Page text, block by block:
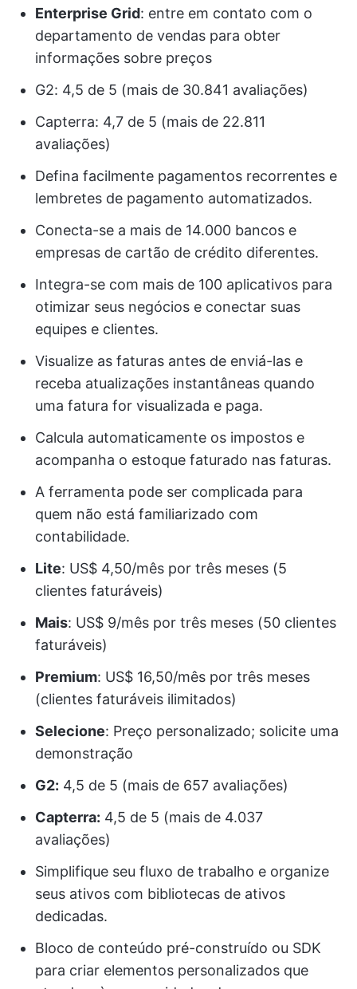
Enterprise Grid: entre em contato com o
departamento de vendas para obter
informações sobre preços
G2: 4,5 de 5 (mais de 30.841 avaliações)
Capterra: 4,7 de 5 (mais de 22.811
avaliações)
Defina facilmente pagamentos recorrentes e
lembretes de pagamento automatizados.
Conecta-se a mais de 14.000 bancos e
empresas de cartão de crédito diferentes.
Integra-se com mais de 100 aplicativos para
otimizar seus negócios e conectar suas
equipes e clientes.
Visualize as faturas antes de enviá-las e
receba atualizações instantâneas quando
uma fatura for visualizada e paga.
Calcula automaticamente os impostos e
acompanha o estoque faturado nas faturas.
A ferramenta pode ser complicada para
quem não está familiarizado com
contabilidade.
Lite: US$ 4,50/mês por três meses (5
clientes faturáveis)
Mais: US$ 9/mês por três meses (50 clientes
faturáveis)
Premium: US$ 16,50/mês por três meses
(clientes faturáveis ilimitados)
Selecione: Preço personalizado; solicite uma
demonstração
G2: 4,5 de 5 (mais de 657 avaliações)
Capterra: 4,5 de 5 (mais de 4.037
avaliações)
Simplifique seu fluxo de trabalho e organize
seus ativos com bibliotecas de ativos
dedicadas.
Bloco de conteúdo pré-construído ou SDK
para criar elementos personalizados que